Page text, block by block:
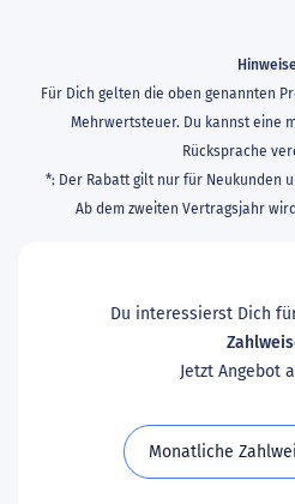
Für Dich gelten die oben genannten
Mehrwertsteuer. Du kannst eine
Rücksprache
*: Der Rabatt gilt nur für Neukunden
Ab dem zweiten Vertragsjahr
Du interessierst Dich
Jetzt Angebot
Monatliche